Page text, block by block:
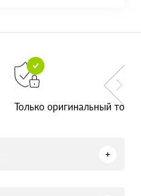
Только оригинальный товар